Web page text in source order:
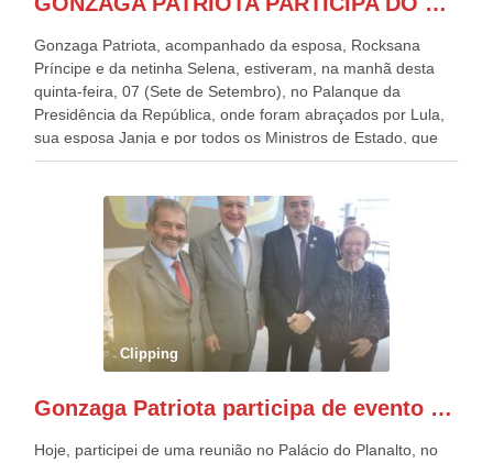
Gonzaga Patriota, acompanhado da esposa, Rocksana
Príncipe e da netinha Selena, estiveram, na manhã desta
quinta-feira, 07 (Sete de Setembro), no Palanque da
Presidência da República, onde foram abraçados por Lula,
sua esposa Janja e por todos os Ministros de Estado, que
estavam presentes, nos Desfiles da Independência da
outros desfiles, na Esplanada dos Ministérios, disse ter sido
o deste ano, o maior e o mais organizado de todos. “Há
quatro décadas, como Patriota até no nome, participo
anualmente dos desfiles de Sete de Setembro, na
Esplanada dos Ministérios, em Brasília. Este ano, o governo
preparou espaços com cadeiras e coberturas, para 30.000
pessoas, só que o número de Patriotas Brasileiros
Independentes, dobrou na Esplanada. Eu, Lula e os
Patriota.
Clipping
Gonzaga Patriota participa de evento em prol do desenvolvimento do Nordeste
Hoje, participei de uma reunião no Palácio do Planalto, no